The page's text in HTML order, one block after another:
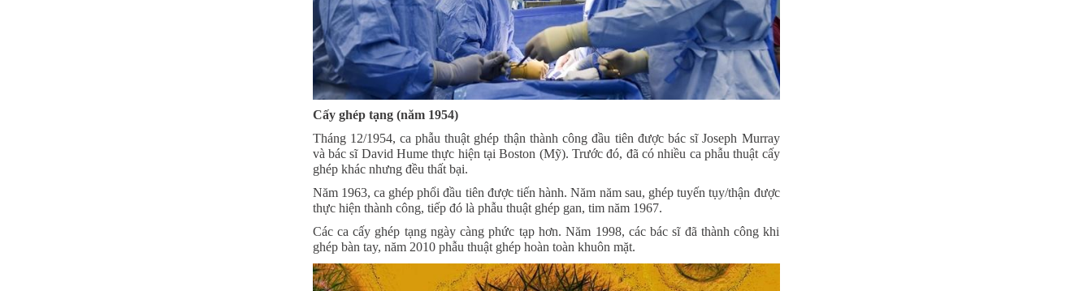
Cấy ghép tạng (năm 1954)
Tháng 12/1954, ca phẫu thuật ghép thận thành công đầu tiên được bác sĩ Joseph Murray
và bác sĩ David Hume thực hiện tại Boston (Mỹ). Trước đó, đã có nhiều ca phẫu thuật cấy
ghép khác nhưng đều thất bại.
Năm 1963, ca ghép phổi đầu tiên được tiến hành. Năm năm sau, ghép tuyến tụy/thận được
thực hiện thành công, tiếp đó là phẫu thuật ghép gan, tim năm 1967.
Các ca cấy ghép tạng ngày càng phức tạp hơn. Năm 1998, các bác sĩ đã thành công khi
ghép bàn tay, năm 2010 phẫu thuật ghép hoàn toàn khuôn mặt.